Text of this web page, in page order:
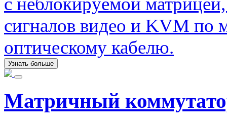
сигналов видео и KVM по
оптическому кабелю.
Узнать больше
Матричный